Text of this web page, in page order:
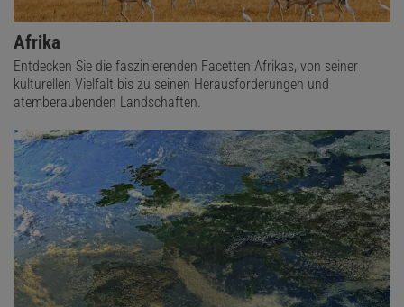
Afrika
Entdecken Sie die faszinierenden Facetten Afrikas, von seiner
kulturellen Vielfalt bis zu seinen Herausforderungen und
atemberaubenden Landschaften.